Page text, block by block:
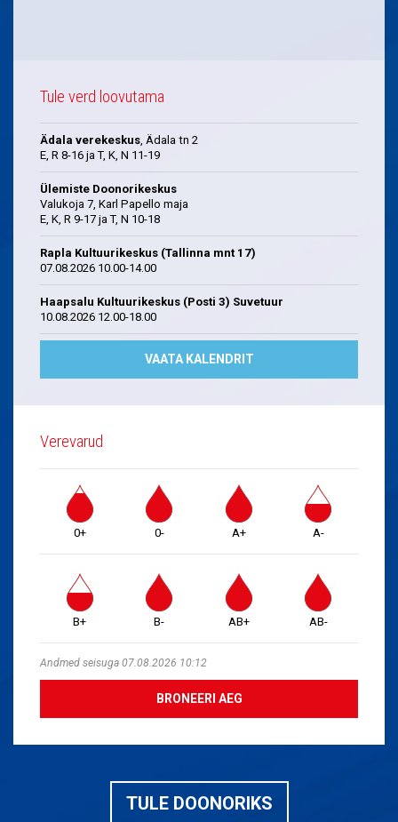
Tule verd loovutama
Ädala verekeskus, Ädala tn 2
E, R 8-16 ja T, K, N 11-19
Ülemiste Doonorikeskus
Valukoja 7, Karl Papello maja
E, K, R 9-17 ja T, N 10-18
Rapla Kultuurikeskus (Tallinna mnt 17)
07.08.2026 10.00-14.00
Haapsalu Kultuurikeskus (Posti 3) Suvetuur
10.08.2026 12.00-18.00
VAATA KALENDRIT
Verevarud
0+ 0- A+ A-
B+ B- AB+ AB-
Andmed seisuga 07.08.2026 10:12
BRONEERI AEG
TULE DOONORIKS